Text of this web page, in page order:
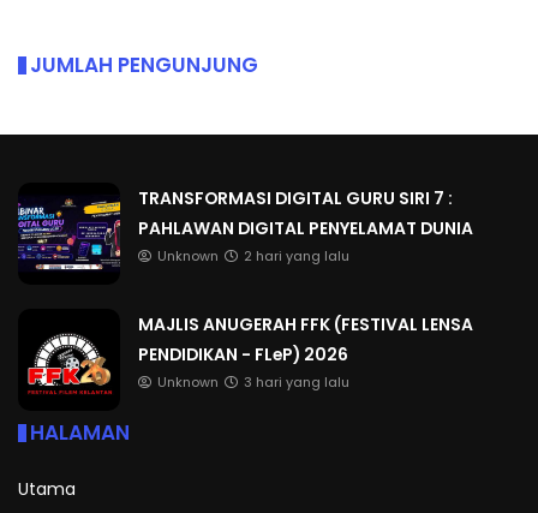
JUMLAH PENGUNJUNG
TRANSFORMASI DIGITAL GURU SIRI 7 :
PAHLAWAN DIGITAL PENYELAMAT DUNIA
Unknown 2 hari yang lalu
MAJLIS ANUGERAH FFK (FESTIVAL LENSA
PENDIDIKAN - FLeP) 2026
Unknown 3 hari yang lalu
HALAMAN
Utama